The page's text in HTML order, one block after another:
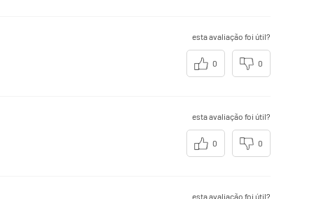
esta avaliação foi útil?
0 0
esta avaliação foi útil?
0 0
esta avaliação foi útil?